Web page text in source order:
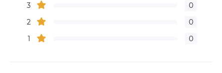
3
0
2
0
1
0